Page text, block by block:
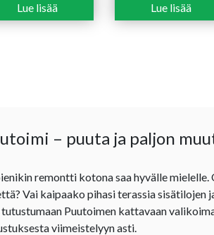
Lue lisää
Lue lisää
– puuta ja paljon
remontti kotona saa hyvälle
Vai kaipaako pihasi terassia
Puutoimen kattavaan
viimeistelyyn asti.